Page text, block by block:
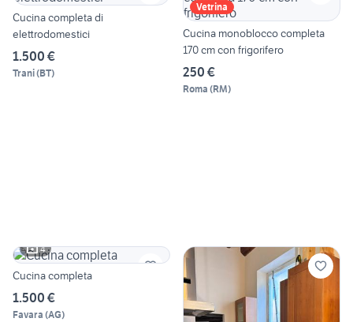
Cucina completa di
elettrodomestici
1.500 €
Trani(BT)
Vetrina
Cucina monoblocco completa
170 cm con frigorifero
250 €
Roma (RM)
4
Cucina completa
1.500 €
Favara (AG)